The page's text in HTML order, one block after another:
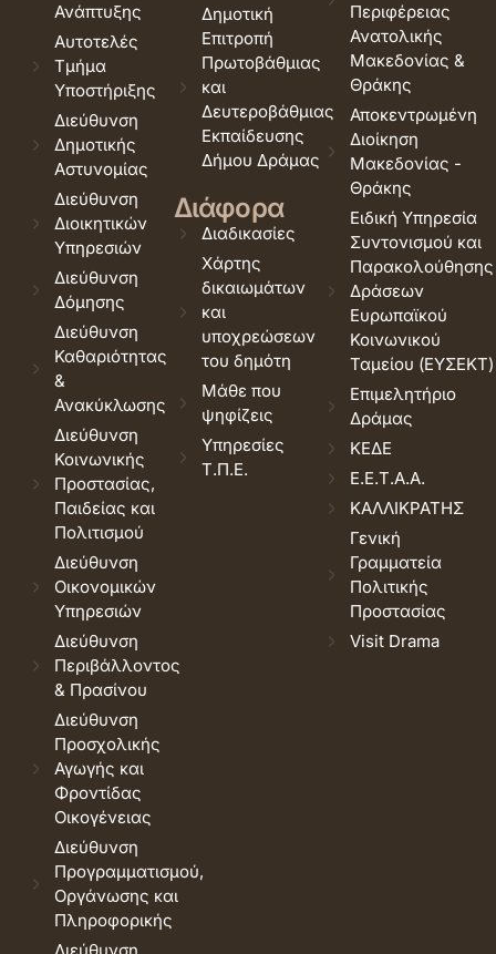
Ανάπτυξης
Αυτοτελές
Τμήμα
Υποστήριξης
Διεύθυνση
Δημοτικής
Αστυνομίας
Διεύθυνση
Διοικητικών
Υπηρεσιών
Διεύθυνση
Δόμησης
Διεύθυνση
Καθαριότητας
&
Ανακύκλωσης
Διεύθυνση
Κοινωνικής
Προστασίας,
Παιδείας και
Πολιτισμού
Διεύθυνση
Οικονομικών
Υπηρεσιών
Διεύθυνση
Περιβάλλοντος
& Πρασίνου
Διεύθυνση
Προσχολικής
Αγωγής και
Φροντίδας
Οικογένειας
Διεύθυνση
Προγραμματισμού,
Οργάνωσης και
Πληροφορικής
Δημοτική
Επιτροπή
Πρωτοβάθμιας
και
Δευτεροβάθμιας
Εκπαίδευσης
Δήμου Δράμας
Διάφορα
Διαδικασίες
Χάρτης
δικαιωμάτων
και
υποχρεώσεων
του δημότη
Μάθε που
ψηφίζεις
Υπηρεσίες
Τ.Π.Ε.
Περιφέρειας
Ανατολικής
Μακεδονίας &
Θράκης
Αποκεντρωμένη
Διοίκηση
Μακεδονίας -
Θράκης
Ειδική Υπηρεσία
Συντονισμού και
Παρακολούθησης
Δράσεων
Ευρωπαϊκού
Κοινωνικού
Ταμείου (ΕΥΣΕΚΤ)
Επιμελητήριο
Δράμας
ΚΕΔΕ
Ε.Ε.Τ.Α.Α.
ΚΑΛΛΙΚΡΑΤΗΣ
Γενική
Γραμματεία
Πολιτικής
Προστασίας
Visit Drama